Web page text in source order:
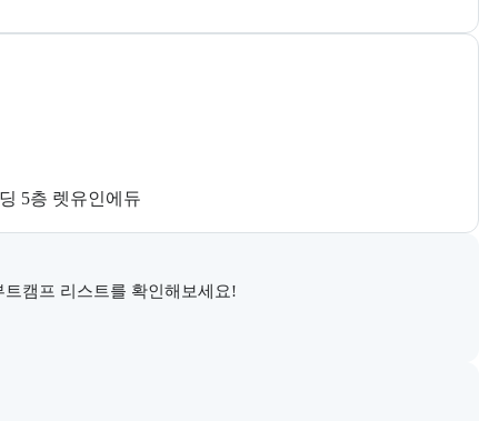
5층 렛유인에듀
캠프 리스트를 확인해보세요!